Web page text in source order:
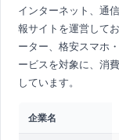
インターネット、通
報サイトを運営して
ーター、格安スマホ
ービスを対象に、消
しています。
企業名